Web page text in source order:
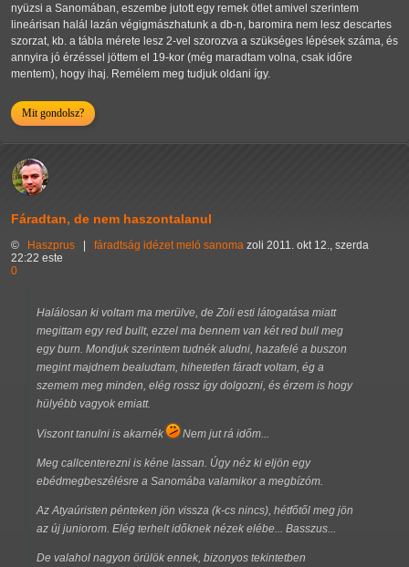
nyüzsi a Sanomában, eszembe jutott egy remek ötlet amivel szerintem
lineárisan halál lazán végigmászhatunk a db-n, baromira nem lesz descartes
szorzat, kb. a tábla mérete lesz 2-vel szorozva a szükséges lépések száma, és
annyira jó érzéssel jöttem el 19-kor (még maradtam volna, csak időre
mentem), hogy ihaj. Remélem meg tudjuk oldani így.
Mit gondolsz?
Fáradtan, de nem haszontalanul
© Haszprus fáradtság idézet meló sanoma zoli 2011. okt 12., szerda
22:22 este
0
Halálosan ki voltam ma merülve, de Zoli esti látogatása miatt
megittam egy red bullt, ezzel ma bennem van két red bull meg
egy burn. Mondjuk szerintem tudnék aludni, hazafelé a buszon
megint majdnem bealudtam, hihetetlen fáradt voltam, ég a
szemem meg minden, elég rossz így dolgozni, és érzem is hogy
hülyébb vagyok emiatt.
Viszont tanulni is akarnék Nem jut rá időm...
Meg callcenterezni is kéne lassan. Úgy néz ki eljön egy
ebédmegbeszélésre a Sanomába valamikor a megbízóm.
Az Atyaúristen pénteken jön vissza (k-cs nincs), hétfőtől meg jön
az új juniorom. Elég terhelt időknek nézek elébe... Basszus...
De valahol nagyon örülök ennek, bizonyos tekintetben